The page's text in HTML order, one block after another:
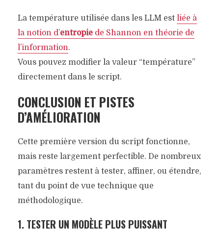
La température utilisée dans les LLM est liée à
la notion d’entropiede Shannon en théorie de
l’information.
Vous pouvez modifier la valeur “température”
directement dans le script.
CONCLUSION ET PISTES
D’AMÉLIORATION
Cette première version du script fonctionne,
mais reste largement perfectible. De nombreux
paramètres restent à tester, affiner, ou étendre,
tant du point de vue technique que
méthodologique.
1. TESTER UN MODÈLE PLUS PUISSANT